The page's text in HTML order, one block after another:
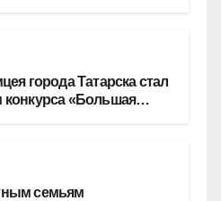
города Татарска стал
конкурса «Большая
семьям